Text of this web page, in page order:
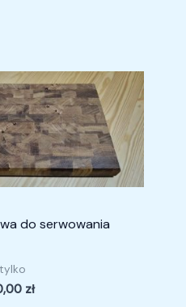
do serwowania
zł
Zakres
cen:
od
250,00 zł
do
280,00 zł